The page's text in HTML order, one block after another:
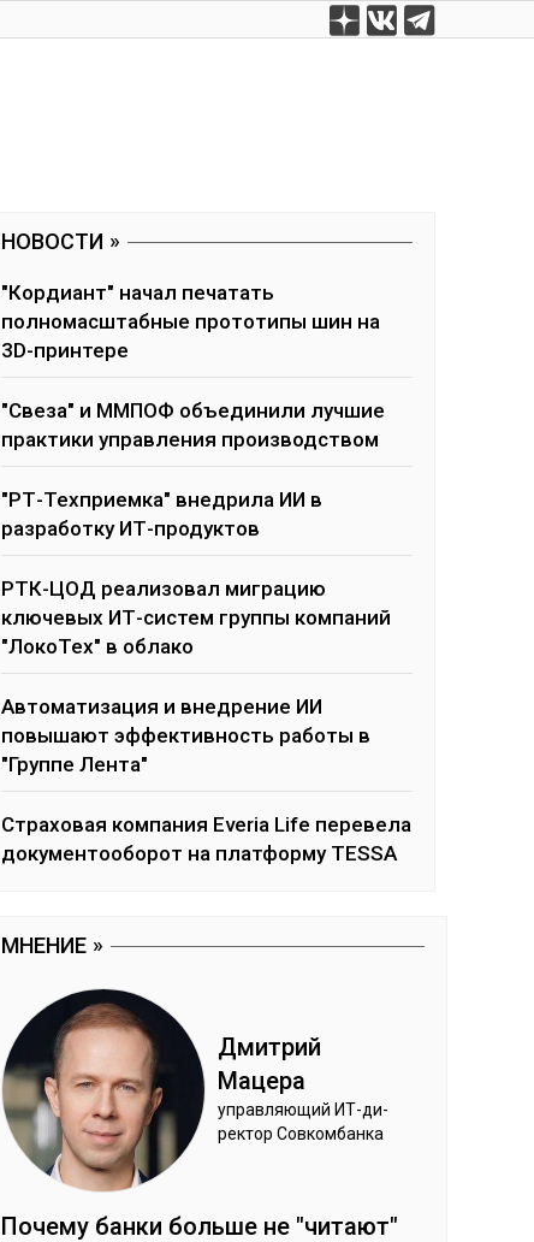
НОВОСТИ
"Кордиант" начал печатать
полномасштабные прототипы шин на
3D-принтере
"Свеза" и ММПОФ объединили лучшие
практики управления производством
"РТ-Техприемка" внедрила ИИ в
разработку ИТ-продуктов
РТК-ЦОД реализовал миграцию
ключевых ИТ-систем группы компаний
"ЛокоТех" в облако
Автоматизация и внедрение ИИ
повышают эффективность работы в
"Группе Лента"
Страховая компания Everia Life перевела
документооборот на платформу TESSA
МНЕНИЕ
Дмит­рий
Ма­цера
уп­рав­ляю­щий ИТ-ди­
рек­тор Сов­ком­бан­ка
По­чему бан­ки боль­ше не "чи­тают"